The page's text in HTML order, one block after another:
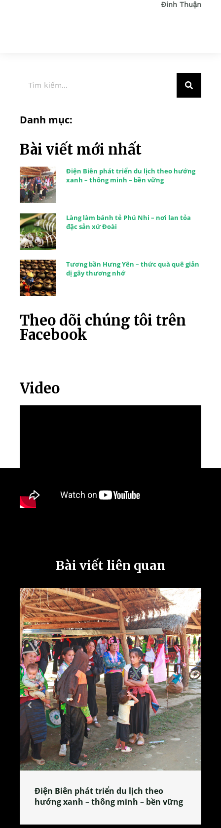
Đinh Thuận
Danh mục:
Bài viết mới nhất
Điện Biên phát triển du lịch theo hướng
xanh – thông minh – bền vững
Làng làm bánh tẻ Phú Nhi – nơi lan tỏa
đặc sản xứ Đoài
Tương bần Hưng Yên – thức quà quê giản
dị gây thương nhớ
Theo dõi chúng tôi trên
Facebook
Video
Bài viết liên quan
Làng làm bánh tẻ Phú Nhi – nơi lan
tỏa đặc sản xứ Đoài